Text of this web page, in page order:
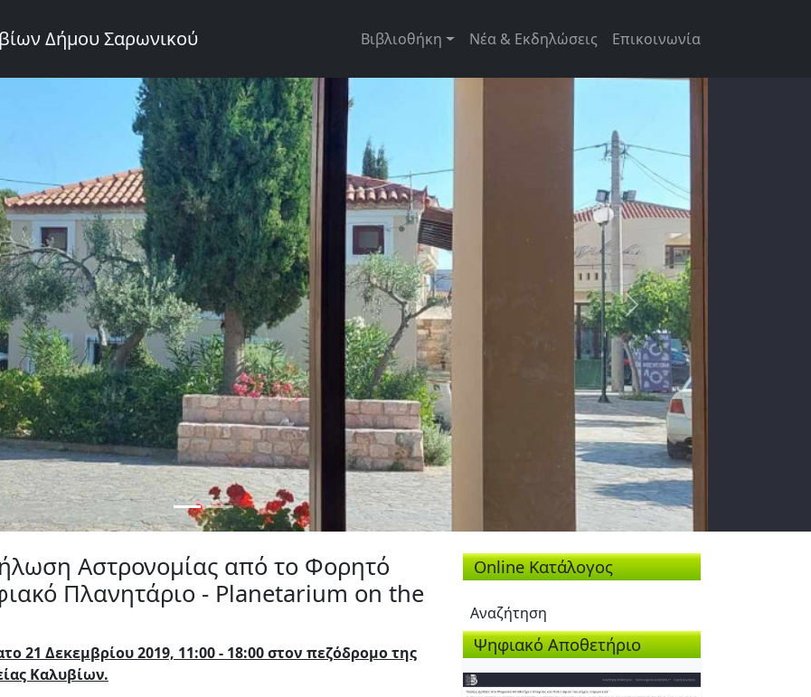
Δήμου Σαρωνικού Κεντρική πλοήγηση
Βιβλιοθήκη Νέα & Εκδηλώσεις Επικοινωνία
Next
Αστρονομίας από το Φορητό
Πλανητάριο - Planetarium on the
21 Δεκεμβρίου 2019, 11:00 - 18:00 στον πεζόδρομο της
Καλυβίων.
Online Κατάλογος
Αναζήτηση
Ψηφιακό Αποθετήριο